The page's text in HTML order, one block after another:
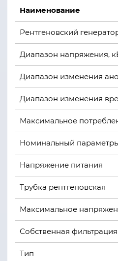
Наименование
Рентгеновский
Диапазон напряжения,
Диапазон изменения
Диапазон изменения
Максимальное
Номинальный
Напряжение питания
Трубка рентгеновская
Максимальное
Собственная фильтрация
Тип